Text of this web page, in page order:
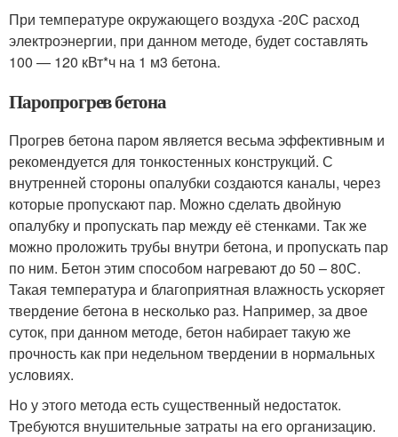
При температуре окружающего воздуха -20С расход
электроэнергии, при данном методе, будет составлять
100 — 120 кВт*ч на 1 м3 бетона.
Паропрогрев бетона
Прогрев бетона паром является весьма эффективным и
рекомендуется для тонкостенных конструкций. С
внутренней стороны опалубки создаются каналы, через
которые пропускают пар. Можно сделать двойную
опалубку и пропускать пар между её стенками. Так же
можно проложить трубы внутри бетона, и пропускать пар
по ним. Бетон этим способом нагревают до 50 – 80С.
Такая температура и благоприятная влажность ускоряет
твердение бетона в несколько раз. Например, за двое
суток, при данном методе, бетон набирает такую же
прочность как при недельном твердении в нормальных
условиях.
Но у этого метода есть существенный недостаток.
Требуются внушительные затраты на его организацию.